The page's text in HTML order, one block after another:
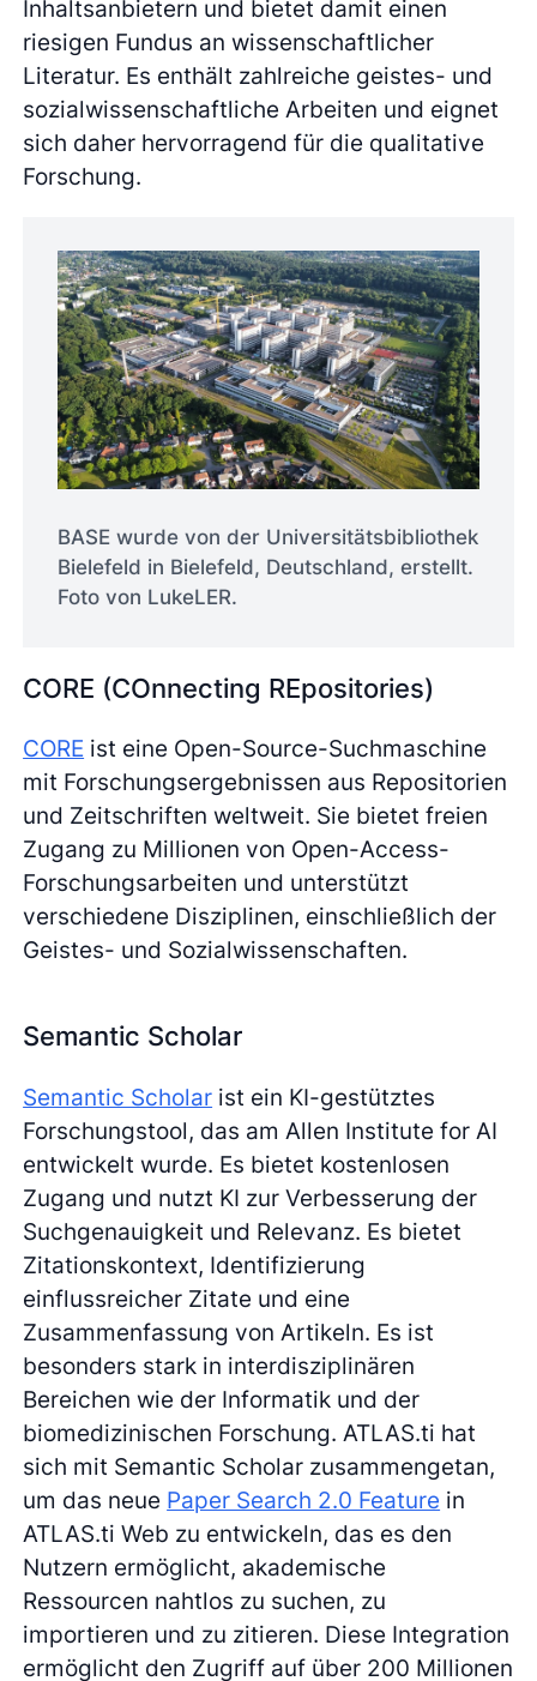
Inhaltsanbietern und bietet damit einen
riesigen Fundus an wissenschaftlicher
Literatur. Es enthält zahlreiche geistes- und
sozialwissenschaftliche Arbeiten und eignet
sich daher hervorragend für die qualitative
Forschung.
BASE wurde von der Universitätsbibliothek
Bielefeld in Bielefeld, Deutschland, erstellt.
Foto von LukeLER.
CORE (COnnecting REpositories)
CORE ist eine Open-Source-Suchmaschine
mit Forschungsergebnissen aus Repositorien
und Zeitschriften weltweit. Sie bietet freien
Zugang zu Millionen von Open-Access-
Forschungsarbeiten und unterstützt
verschiedene Disziplinen, einschließlich der
Geistes- und Sozialwissenschaften.
Semantic Scholar
Semantic Scholar ist ein KI-gestütztes
Forschungstool, das am Allen Institute for AI
entwickelt wurde. Es bietet kostenlosen
Zugang und nutzt KI zur Verbesserung der
Suchgenauigkeit und Relevanz. Es bietet
Zitationskontext, Identifizierung
einflussreicher Zitate und eine
Zusammenfassung von Artikeln. Es ist
besonders stark in interdisziplinären
Bereichen wie der Informatik und der
biomedizinischen Forschung. ATLAS.ti hat
sich mit Semantic Scholar zusammengetan,
um das neue Paper Search 2.0 Feature in
ATLAS.ti Web zu entwickeln, das es den
Nutzern ermöglicht, akademische
Ressourcen nahtlos zu suchen, zu
importieren und zu zitieren. Diese Integration
ermöglicht den Zugriff auf über 200 Millionen